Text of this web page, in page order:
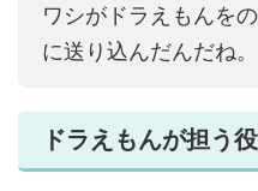
ワシがドラえもんを
に送り込んだんだね。
ドラえもんが担う